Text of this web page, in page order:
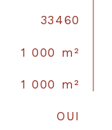
33460
1 000 m²
1 000 m²
OUI